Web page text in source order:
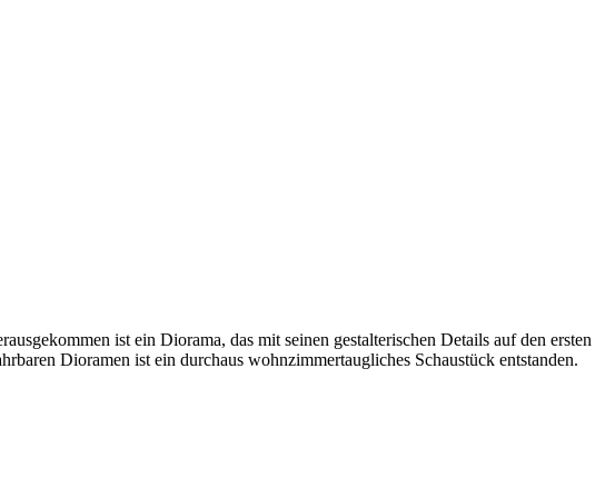
ist ein Diorama, das mit seinen gestalterischen Details auf den ersten
Dioramen ist ein durchaus wohnzimmertaugliches Schaustück entstanden.